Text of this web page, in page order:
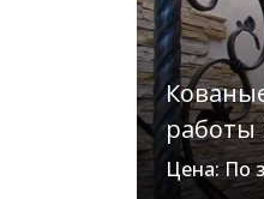
работы
Цена: По